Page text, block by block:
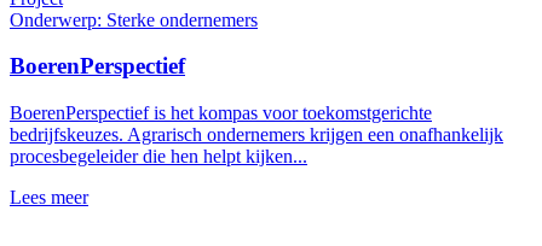
Onderwerp: Sterke ondernemers
BoerenPerspectief
BoerenPerspectief is het kompas voor toekomstgerichte
bedrijfskeuzes. Agrarisch ondernemers krijgen een onafhankelijk
procesbegeleider die hen helpt kijken...
Lees meer